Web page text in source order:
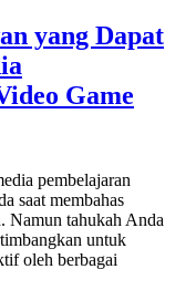
yang Dapat
Game
pembelajaran
saat membahas
Namun tahukah Anda
untuk
oleh berbagai